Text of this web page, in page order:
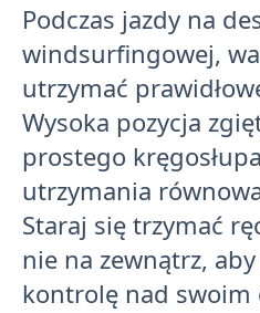
Podczas jazdy na
windsurfingowej,
utrzymać
Wysoka pozycja
prostego
utrzymania
Staraj się trzymać
nie na zewnątrz,
kontrolę nad swoim